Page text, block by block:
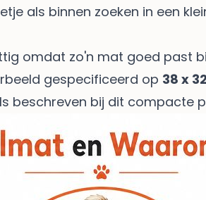
als binnen zoeken in een
omdat zo'n mat goed past
gespecificeerd op 38 x
beschreven bij dit compacte